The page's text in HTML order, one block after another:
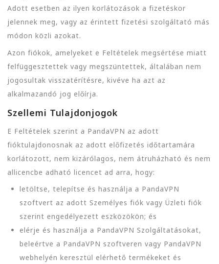
Adott esetben az ilyen korlátozások a fizetéskor
jelennek meg, vagy az érintett fizetési szolgáltató más
módon közli azokat.
Azon fiókok, amelyeket e Feltételek megsértése miatt
felfüggesztettek vagy megszüntettek, általában nem
jogosultak visszatérítésre, kivéve ha azt az
alkalmazandó jog előírja.
Szellemi Tulajdonjogok
E Feltételek szerint a PandaVPN az adott
fióktulajdonosnak az adott előfizetés időtartamára
korlátozott, nem kizárólagos, nem átruházható és nem
allicencbe adható licencet ad arra, hogy:
letöltse, telepítse és használja a PandaVPN
szoftvert az adott Személyes fiók vagy Üzleti fiók
szerint engedélyezett eszközökön; és
elérje és használja a PandaVPN Szolgáltatásokat,
beleértve a PandaVPN szoftveren vagy PandaVPN
webhelyén keresztül elérhető termékeket és